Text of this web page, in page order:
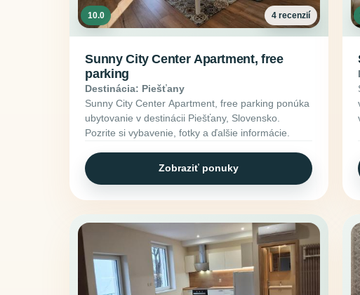
10.0 4 recenzií
Sunny City Center Apartment, free
parking
Destinácia: Piešťany
Sunny City Center Apartment, free parking ponúka
ubytovanie v destinácii Piešťany, Slovensko.
Pozrite si vybavenie, fotky a ďalšie informácie.
Zobraziť ponuky